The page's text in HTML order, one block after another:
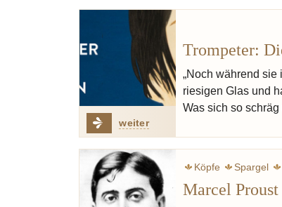
weiter
Trompeter:
„Noch während
riesigen Glas und
Was sich so
Köpfe Spargel
Marcel Proust